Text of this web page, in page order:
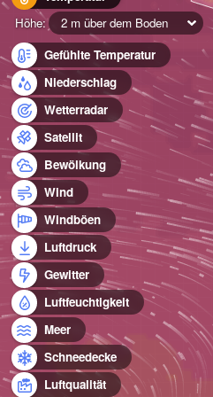
Höhe:
2 m über dem Boden
Gefühlte Temperatur
Niederschlag
Wetterradar
Satellit
Bewölkung
Wind
Windböen
Luftdruck
Gewitter
Luftfeuchtigkeit
Meer
Schneedecke
Luftqualität